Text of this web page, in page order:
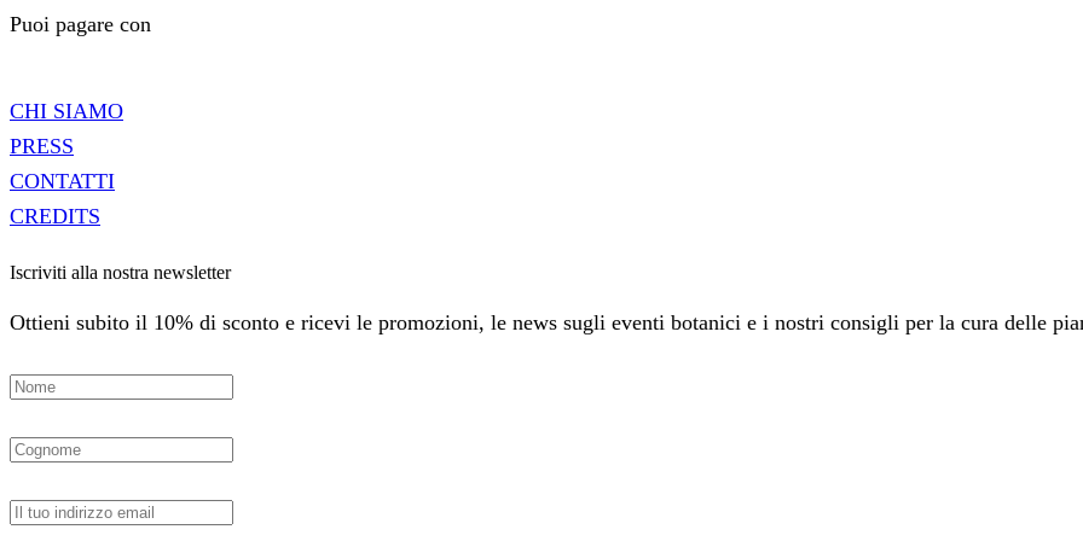
Puoi pagare con
CHI SIAMO
PRESS
CONTATTI
CREDITS
Iscriviti alla nostra newsletter
Ottieni subito il 10% di sconto e ricevi le promozioni, le news sugli eventi botanici e i nostri consigli per la cura delle